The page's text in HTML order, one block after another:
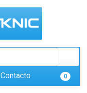
Contacto 0